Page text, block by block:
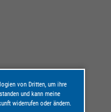
von Dritten, um ihre
und kann meine
widerrufen oder ändern.